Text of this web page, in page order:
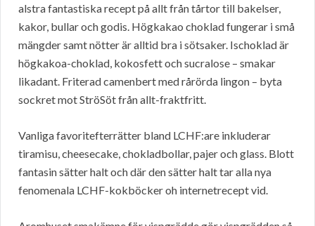
alstra fantastiska recept på allt från tårtor till bakelser,
kakor, bullar och godis. Högkakao choklad fungerar i små
mängder samt nötter är alltid bra i sötsaker. Ischoklad är
högkakoa-choklad, kokosfett och sucralose – smakar
likadant. Friterad camenbert med rårörda lingon – byta
sockret mot StröSöt från allt-fraktfritt.
Vanliga favoritefterrätter bland LCHF:are inkluderar
tiramisu, cheesecake, chokladbollar, pajer och glass. Blott
fantasin sätter halt och där den sätter halt tar alla nya
fenomenala LCHF-kokböcker oh internetrecept vid.